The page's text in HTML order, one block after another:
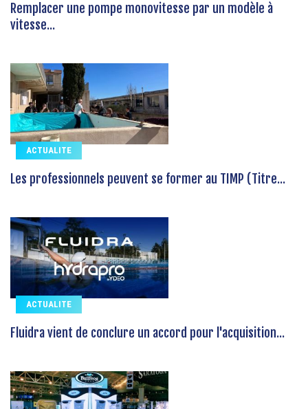
Remplacer une pompe monovitesse par un modèle à
vitesse...
ACTUALITE
Les professionnels peuvent se former au TIMP (Titre...
ACTUALITE
Fluidra vient de conclure un accord pour l'acquisition...